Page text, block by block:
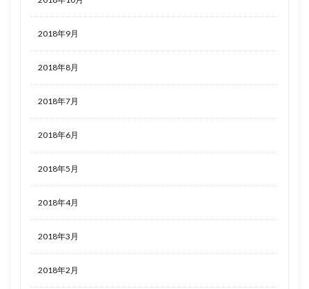
2018年9月
2018年8月
2018年7月
2018年6月
2018年5月
2018年4月
2018年3月
2018年2月